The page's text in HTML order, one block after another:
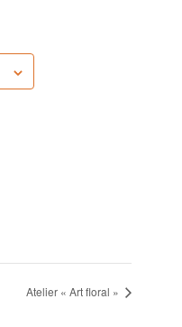
Atelier « Art floral »